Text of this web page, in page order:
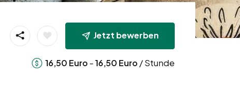
Jetzt bewerben
16,50 Euro -16,50 Euro / Stunde